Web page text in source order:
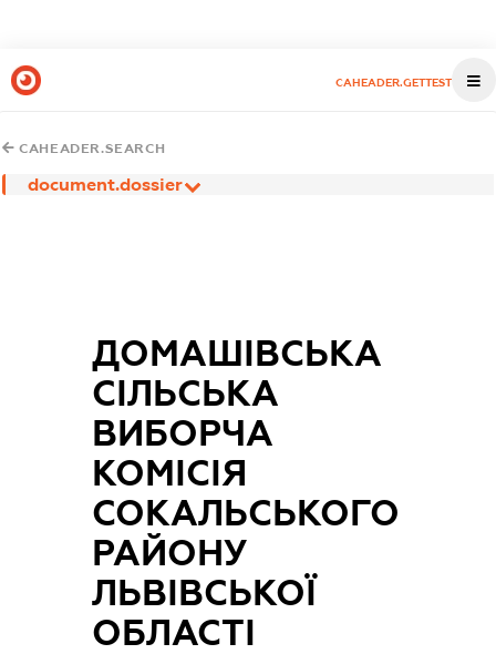
CAHEADER.GETTEST
CAHEADER.SEARCH
document.dossier
ДОМАШІВСЬКА
СІЛЬСЬКА
ВИБОРЧА
КОМІСІЯ
СОКАЛЬСЬКОГО
РАЙОНУ
ЛЬВІВСЬКОЇ
ОБЛАСТІ